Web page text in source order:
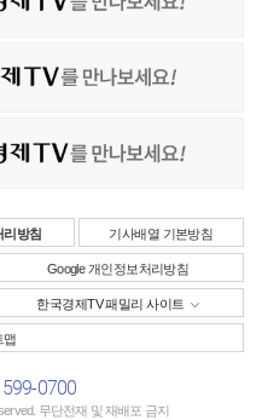
리방침 기사배열 기본방침
Google 개인정보처리방침
한국경제TV 패밀리 사이트
맵
0700
무단전재 및 재배포 금지